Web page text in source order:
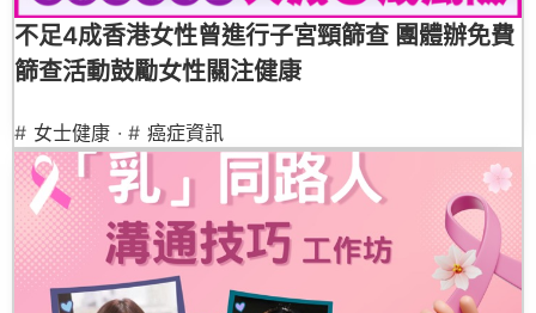
不足4成香港女性曾進行子宮頸篩查 團體辦免費
篩查活動鼓勵女性關注健康
# 女士健康 · # 癌症資訊